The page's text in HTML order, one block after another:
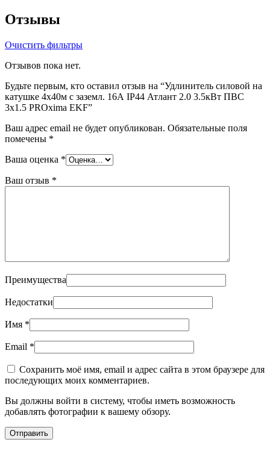
Отзывы
Очистить фильтры
Отзывов пока нет.
Будьте первым, кто оставил отзыв на “Удлинитель силовой на
катушке 4х40м с заземл. 16А IP44 Атлант 2.0 3.5кВт ПВС
3х1.5 PROxima EKF”
Ваш адрес email не будет опубликован. Обязательные поля
помечены *
Ваша оценка *
Ваш отзыв *
Преимущества
Недостатки
Имя *
Email *
Сохранить моё имя, email и адрес сайта в этом браузере для
последующих моих комментариев.
Вы должны войти в систему, чтобы иметь возможность
добавлять фотографии к вашему обзору.